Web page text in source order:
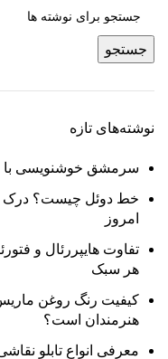
جستجو
نوشته‌های تازه
سرمشق خوشنویسی با
خط دوئل چیست؟ درک
امروز
تفاوت هایپررئال و
هر سبک
کیفیت رنگ روغن ماریس:
هنرمندان است؟